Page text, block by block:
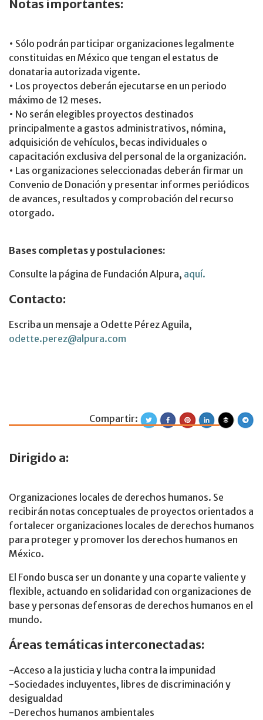
Notas importantes:
• Sólo podrán participar organizaciones legalmente
constituidas en México que tengan el estatus de
donataria autorizada vigente.
• Los proyectos deberán ejecutarse en un periodo
máximo de 12 meses.
• No serán elegibles proyectos destinados
principalmente a gastos administrativos, nómina,
adquisición de vehículos, becas individuales o
capacitación exclusiva del personal de la organización.
• Las organizaciones seleccionadas deberán firmar un
Convenio de Donación y presentar informes periódicos
de avances, resultados y comprobación del recurso
otorgado.
Bases completas y postulaciones:
Consulte la página de Fundación Alpura, aquí.
Contacto:
Escriba un mensaje a Odette Pérez Aguila,
odette.perez@alpura.com
Fondo Noruego
Compartir:
Dirigido a:
Organizaciones locales de derechos humanos. Se
recibirán notas conceptuales de proyectos orientados a
fortalecer organizaciones locales de derechos humanos
para proteger y promover los derechos humanos en
México.
El Fondo busca ser un donante y una coparte valiente y
flexible, actuando en solidaridad con organizaciones de
base y personas defensoras de derechos humanos en el
mundo.
Áreas temáticas interconectadas:
-Acceso a la justicia y lucha contra la impunidad
-Sociedades incluyentes, libres de discriminación y
desigualdad
-Derechos humanos ambientales